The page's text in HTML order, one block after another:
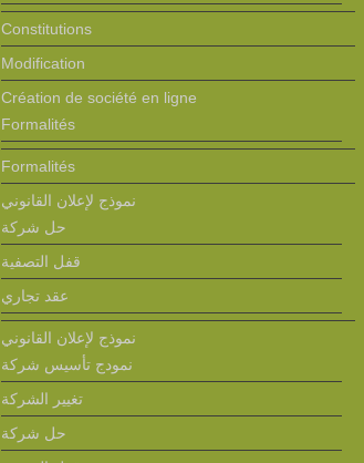
Constitutions
Modification
Création de société en ligne
Formalités
Formalités
نموذج لإعلان القانوني
حل شركة
قفل التصفية
عقد تجاري
نموذج لإعلان القانوني
نمودج تأسيس شركة
تغيير الشركة
حل شركة